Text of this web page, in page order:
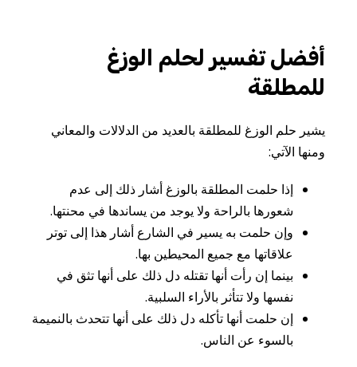
أفضل تفسير لحلم الوزغ
للمطلقة
يشيرحلم الوزغ للمطلقةبالعديدمن الدلالاتوالمعاني
ومنها الآتي :
إذا حلمتالمطلقةبالوزغ أشار ذلك إلى عدم
شعورهابالراحة ولايوجد من يساندها في محنتها.
وإن حلمتبهيسيرفي الشارعأشار هذا إلى توتر
علاقاتهامعجميعالمحيطينبها.
بينما إنرأت أنهاتقتلهدلذلك على أنها تثق في
نفسهاولاتتأثر بالأراءالسلبية.
إن
حلمتأنهاتأكلهدلذلك على أنها تتحدثبالنميمة
بالسوءعن الناس.